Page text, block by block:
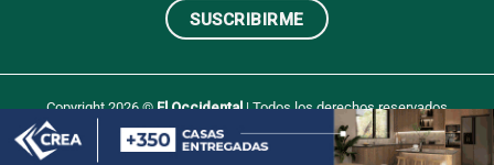
Copyright 2026 ©El Occidental| Todos los derechos reservados